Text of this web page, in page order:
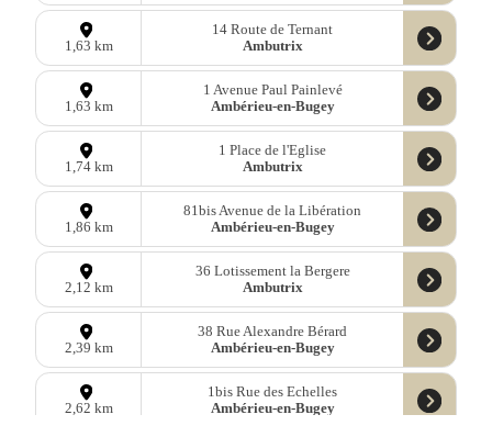
1,63 km
14 Route de Ternant
Ambutrix
1,63 km
1 Avenue Paul Painlevé
Ambérieu-en-Bugey
1,74 km
1 Place de l'Eglise
Ambutrix
1,86 km
81bis Avenue de la Libération
Ambérieu-en-Bugey
2,12 km
36 Lotissement la Bergere
Ambutrix
2,39 km
38 Rue Alexandre Bérard
Ambérieu-en-Bugey
2,62 km
1bis Rue des Echelles
Ambérieu-en-Bugey